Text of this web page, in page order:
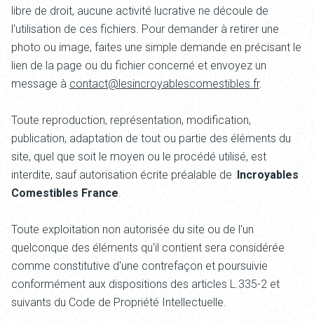
libre de droit, aucune activité lucrative ne découle de
l'utilisation de ces fichiers. Pour demander à retirer une
photo ou image, faites une simple demande en précisant le
lien de la page ou du fichier concerné et envoyez un
message à contact@lesincroyablescomestibles.fr.
Toute reproduction, représentation, modification,
publication, adaptation de tout ou partie des éléments du
site, quel que soit le moyen ou le procédé utilisé, est
interdite, sauf autorisation écrite préalable de :Incroyables
Comestibles France.
Toute exploitation non autorisée du site ou de l'un
quelconque des éléments qu'il contient sera considérée
comme constitutive d'une contrefaçon et poursuivie
conformément aux dispositions des articles L.335-2 et
suivants du Code de Propriété Intellectuelle.